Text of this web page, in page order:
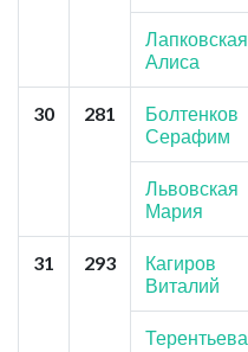
Лапковская
Алиса
30 281
Болтенков
Серафим
Львовская
Мария
31 293
Кагиров
Виталий
Терентьева